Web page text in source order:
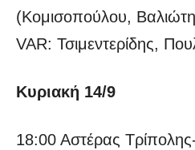
(Κομισοπούλου,
VAR: Τσιμεντερίδης,
Κυριακή 14/9
18:00 Αστέρας